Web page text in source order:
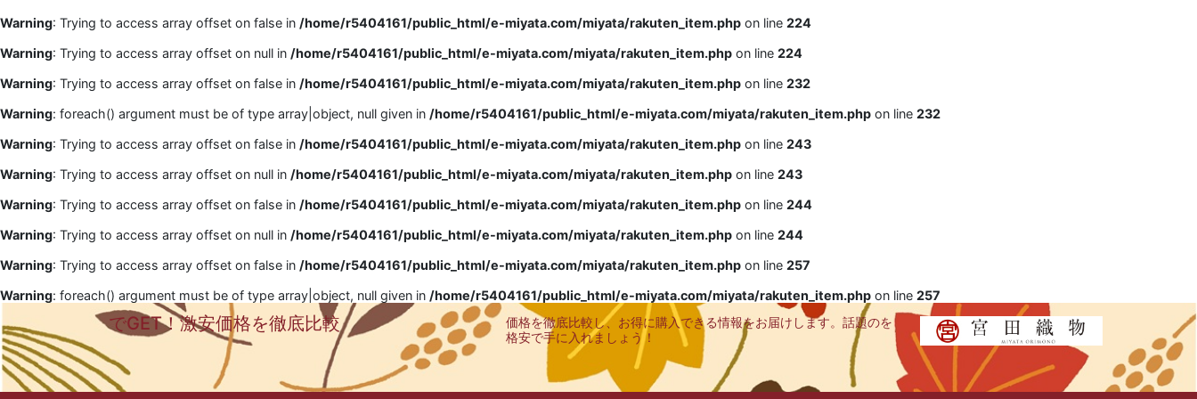
Warning: Trying to access array offset on false in /home/r5404161/public_html/e-miyata.com/miyata/rakuten_item.php on line 224
Warning: Trying to access array offset on null in /home/r5404161/public_html/e-miyata.com/miyata/rakuten_item.php on line 224
Warning: Trying to access array offset on false in /home/r5404161/public_html/e-miyata.com/miyata/rakuten_item.php on line 232
Warning: foreach() argument must be of type array|object, null given in /home/r5404161/public_html/e-miyata.com/miyata/rakuten_item.php on line 232
Warning: Trying to access array offset on false in /home/r5404161/public_html/e-miyata.com/miyata/rakuten_item.php on line 243
Warning: Trying to access array offset on null in /home/r5404161/public_html/e-miyata.com/miyata/rakuten_item.php on line 243
Warning: Trying to access array offset on false in /home/r5404161/public_html/e-miyata.com/miyata/rakuten_item.php on line 244
Warning: Trying to access array offset on null in /home/r5404161/public_html/e-miyata.com/miyata/rakuten_item.php on line 244
Warning: Trying to access array offset on false in /home/r5404161/public_html/e-miyata.com/miyata/rakuten_item.php on line 257
Warning: foreach() argument must be of type array|object, null given in /home/r5404161/public_html/e-miyata.com/miyata/rakuten_item.php on line 257
でGET！激安価格を徹底比較
価格を徹底比較し、お得に購入できる情報をお届けします。話題のを
格安で手に入れましょう！